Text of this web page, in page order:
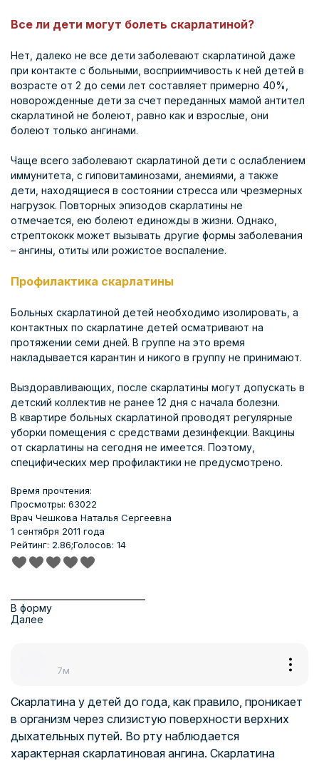
Все ли дети могут болеть скарлатиной?
Нет, далеко не все дети заболевают скарлатиной даже
при контакте с больными, восприимчивость к ней детей в
возрасте от 2 до семи лет составляет примерно 40%,
новорожденные дети за счет переданных мамой антител
скарлатиной не болеют, равно как и взрослые, они
болеют только ангинами.
Чаще всего заболевают скарлатиной дети с ослаблением
иммунитета, с гиповитаминозами, анемиями, а также
дети, находящиеся в состоянии стресса или чрезмерных
нагрузок. Повторных эпизодов скарлатины не
отмечается, ею болеют единожды в жизни. Однако,
стрептококк может вызывать другие формы заболевания
– ангины, отиты или рожистое воспаление.
Профилактика скарлатины
Больных скарлатиной детей необходимо изолировать, а
контактных по скарлатине детей осматривают на
протяжении семи дней. В группе на это время
накладывается карантин и никого в группу не принимают.
Выздоравливающих, после скарлатины могут допускать в
детский коллектив не ранее 12 дня с начала болезни.
В квартире больных скарлатиной проводят регулярные
уборки помещения с средствами дезинфекции. Вакцины
от скарлатины на сегодня не имеется. Поэтому,
специфических мер профилактики не предусмотрено.
Время прочтения:
Просмотры: 63022
Врач Чешкова Наталья Сергеевна
1 сентября 2011 года
Рейтинг: 2.86;Голосов: 14
В форму
Далее
7м
Скарлатина у детей до года, как правило, проникает
в организм через слизистую поверхности верхних
дыхательных путей. Во рту наблюдается
характерная скарлатиновая ангина. Скарлатина